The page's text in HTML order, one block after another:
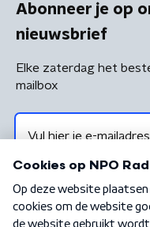
Abonneer je op
nieuwsbrief
Elke zaterdag het
mailbox